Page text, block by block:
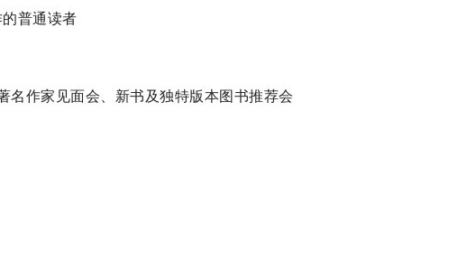
普通读者
作家见面会、新书及独特版本图书推荐会